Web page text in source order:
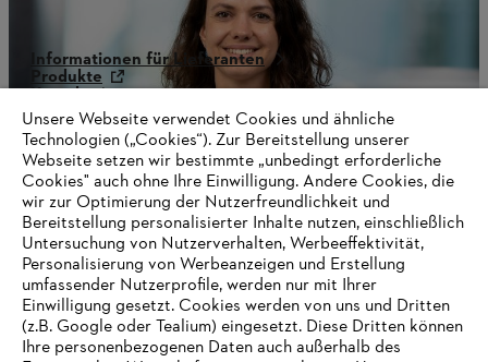
Informationen für Lieferanten
Produkte
Kontakt
Karriere
Hinweisgebersystem
Unsere Webseite verwendet Cookies und ähnliche
Technologien („Cookies“). Zur Bereitstellung unserer
Webseite setzen wir bestimmte „unbedingt erforderliche
Cookies" auch ohne Ihre Einwilligung. Andere Cookies, die
wir zur Optimierung der Nutzerfreundlichkeit und
Bereitstellung personalisierter Inhalte nutzen, einschließlich
Untersuchung von Nutzerverhalten, Werbeeffektivität,
Personalisierung von Werbeanzeigen und Erstellung
umfassender Nutzerprofile, werden nur mit Ihrer
Einwilligung gesetzt. Cookies werden von uns und Dritten
(z.B. Google oder Tealium) eingesetzt. Diese Dritten können
Ihre personenbezogenen Daten auch außerhalb des